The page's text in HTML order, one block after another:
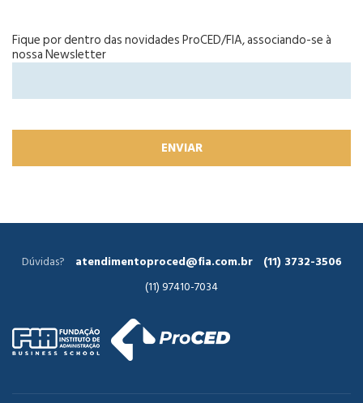
Fique por dentro das novidades ProCED/FIA, associando-se à
nossa Newsletter
Dúvidas? atendimentoproced@fia.com.br
(11) 3732-3506
(11) 97410-7034